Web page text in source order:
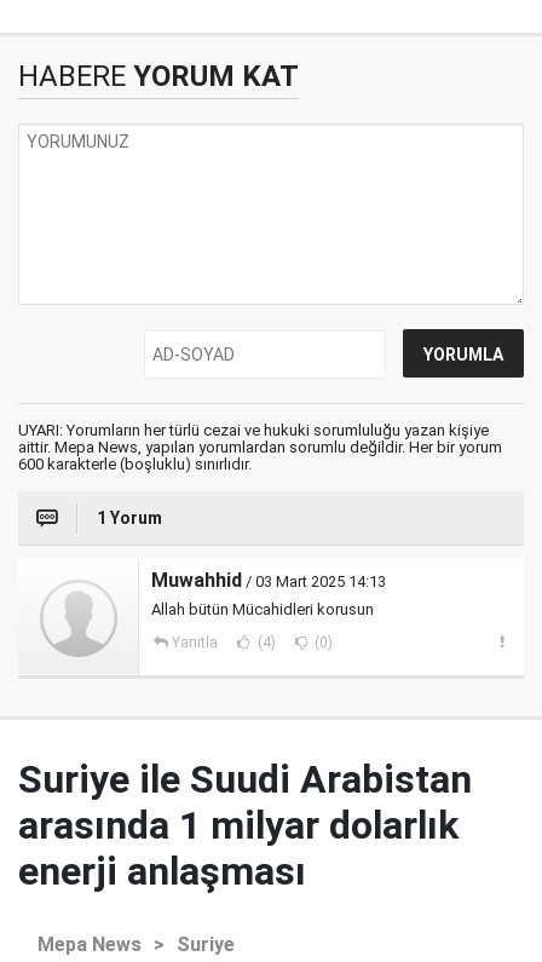
HABERE YORUM KAT
UYARI: Yorumların her türlü cezai ve hukuki sorumluluğu yazan kişiye
aittir. Mepa News, yapılan yorumlardan sorumlu değildir. Her bir yorum
600 karakterle (boşluklu) sınırlıdır.
1 Yorum
Muwahhid / 03 Mart 2025 14:13
Allah bütün Mücahidleri korusun
Yanıtla (4) (0)
Suriye ile Suudi Arabistan
arasında 1 milyar dolarlık
enerji anlaşması
Mepa News > Suriye